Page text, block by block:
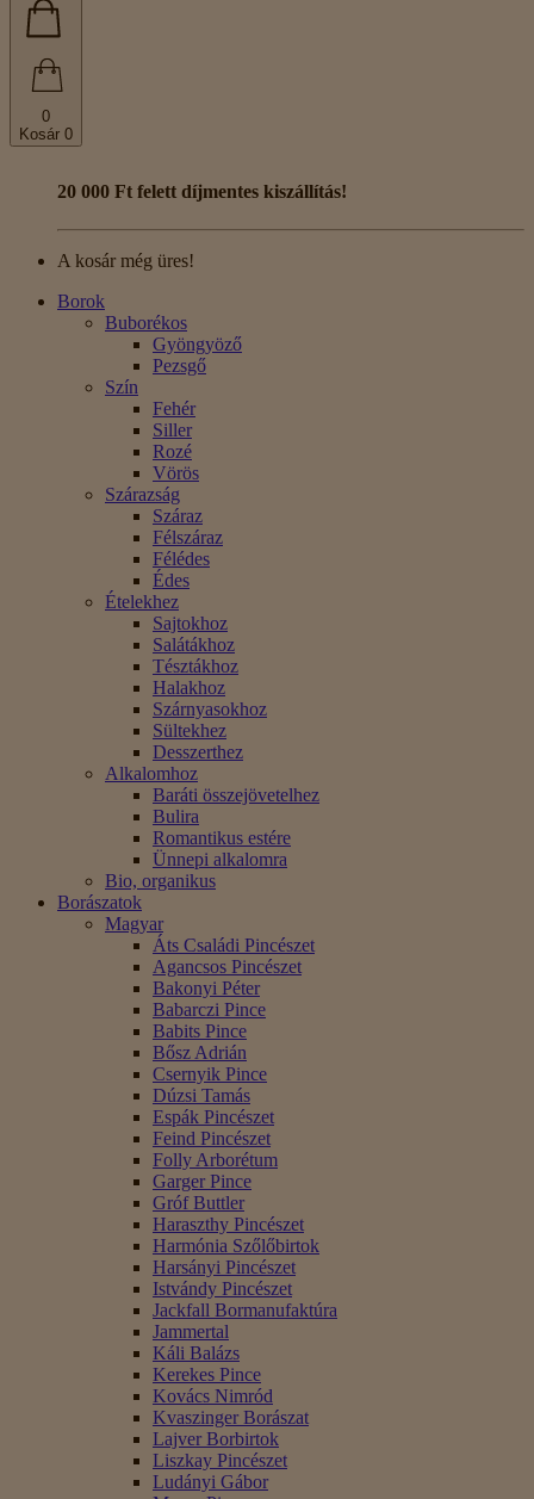
0
Kosár 0
20 000 Ft felett díjmentes kiszállítás!
A kosár még üres!
Borok
Buborékos
Gyöngyöző
Pezsgő
Szín
Fehér
Siller
Rozé
Vörös
Szárazság
Száraz
Félszáraz
Félédes
Édes
Ételekhez
Sajtokhoz
Salátákhoz
Tésztákhoz
Halakhoz
Szárnyasokhoz
Sültekhez
Desszerthez
Alkalomhoz
Baráti összejövetelhez
Bulira
Romantikus estére
Ünnepi alkalomra
Bio, organikus
Borászatok
Magyar
Áts Családi Pincészet
Agancsos Pincészet
Bakonyi Péter
Babarczi Pince
Babits Pince
Bősz Adrián
Csernyik Pince
Dúzsi Tamás
Espák Pincészet
Feind Pincészet
Folly Arborétum
Garger Pince
Gróf Buttler
Haraszthy Pincészet
Harmónia Szőlőbirtok
Harsányi Pincészet
Istvándy Pincészet
Jackfall Bormanufaktúra
Jammertal
Káli Balázs
Kerekes Pince
Kovács Nimród
Kvaszinger Borászat
Lajver Borbirtok
Liszkay Pincészet
Ludányi Gábor